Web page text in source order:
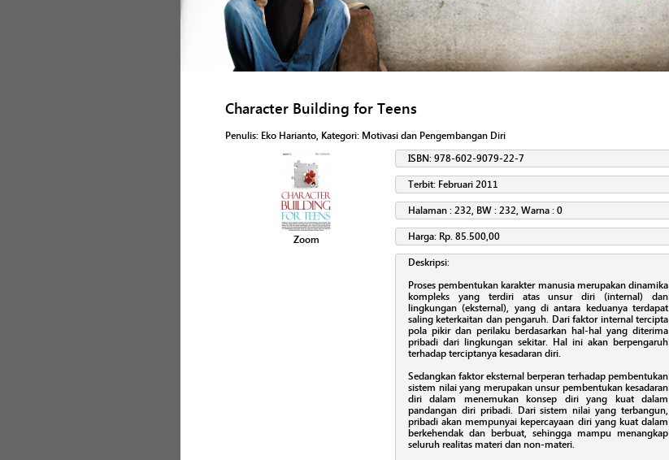
Character Building for Teens
Penulis: Eko Harianto, Kategori: Motivasi dan Pengembangan Diri
Zoom
ISBN: 978-602-9079-22-7
Terbit: Februari 2011
Halaman : 232, BW : 232, Warna : 0
Harga: Rp. 85.500,00
Deskripsi:
Proses pembentukan karakter manusia merupakan dinamika
kompleks yang terdiri atas unsur diri (internal) dan
lingkungan (eksternal), yang di antara keduanya terdapat
saling keterkaitan dan pengaruh. Dari faktor internal tercipta
pola pikir dan perilaku berdasarkan hal-hal yang diterima
pribadi dari lingkungan sekitar. Hal ini akan berpengaruh
terhadap terciptanya kesadaran diri.
Sedangkan faktor eksternal berperan terhadap pembentukan
sistem nilai yang merupakan unsur pembentukan kesadaran
diri dalam menemukan konsep diri yang kuat dalam
pandangan diri pribadi. Dari sistem nilai yang terbangun,
pribadi akan mempunyai kepercayaan diri yang kuat dalam
berkehendak dan berbuat, sehingga mampu menangkap
seluruh realitas materi dan non-materi.